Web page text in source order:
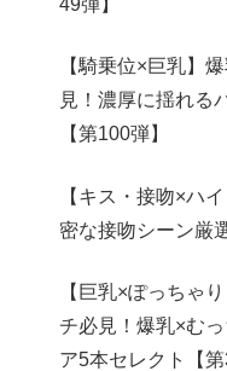
49弾】
【騎乗位×巨乳】
見！濃厚に揺れる
【第100弾】
【キス・接吻×ハ
密な接吻シーン厳
【巨乳×ぽっちゃ
チ必見！爆乳×む
ア5本セレクト【第